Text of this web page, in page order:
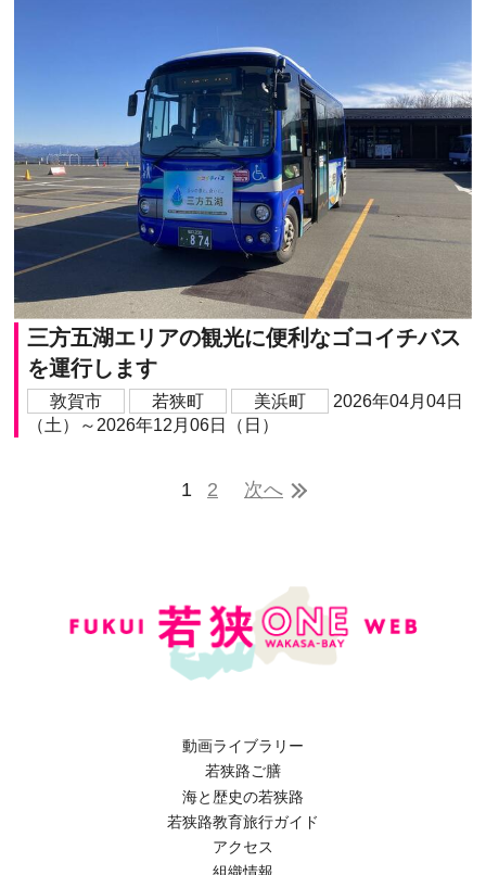
三方五湖エリアの観光に便利なゴコイチバス
を運行します
敦賀市 若狭町 美浜町
2026年04月04日
（土）～2026年12月06日（日）
1 2 次へ
動画ライブラリー
若狭路ご膳
海と歴史の若狭路
若狭路教育旅行ガイド
アクセス